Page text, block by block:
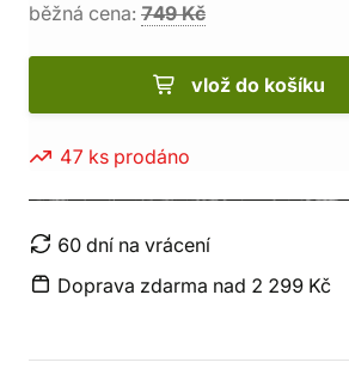
běžná cena: 749 Kč
vlož do košíku
47 ks prodáno
60 dní na vrácení
Doprava zdarma nad 2 299 Kč